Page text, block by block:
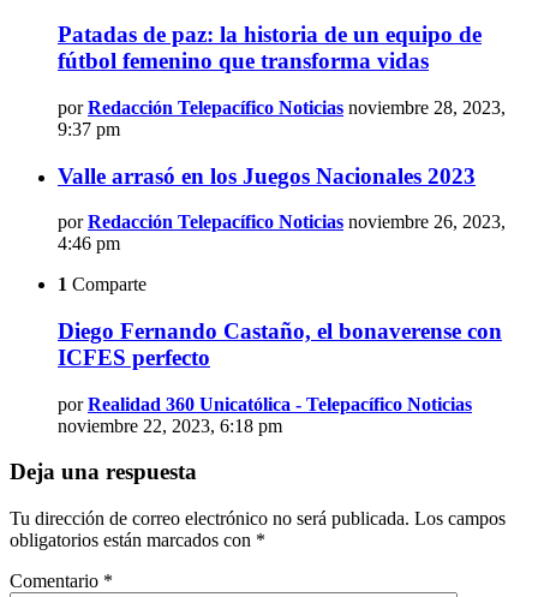
Patadas de paz: la historia de un equipo de
fútbol femenino que transforma vidas
por Redacción Telepacífico Noticias noviembre 28, 2023,
9:37 pm
Valle arrasó en los Juegos Nacionales 2023
por Redacción Telepacífico Noticias noviembre 26, 2023,
4:46 pm
1 Comparte
Diego Fernando Castaño, el bonaverense con
ICFES perfecto
por Realidad 360 Unicatólica - Telepacífico Noticias
noviembre 22, 2023, 6:18 pm
Deja una respuesta
Tu dirección de correo electrónico no será publicada. Los campos
obligatorios están marcados con *
Comentario *